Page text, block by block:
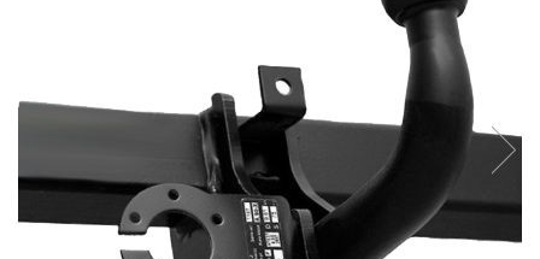
Carlige BYD
Carlige Chery
Carlige Chevrolet
Carlige Chrysler